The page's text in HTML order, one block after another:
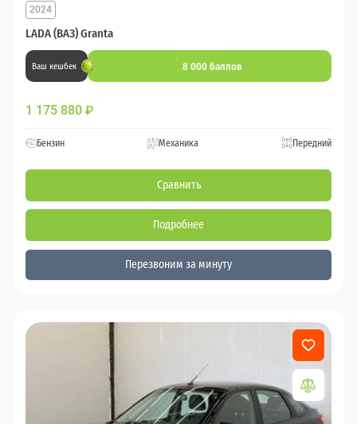
LADA (ВАЗ) Granta
2024
Ваш кешбек 8 000 баллов
1 175 880 ₽
Бензин Механика Передний
Сравнить
Подробнее
Перезвоним за минуту